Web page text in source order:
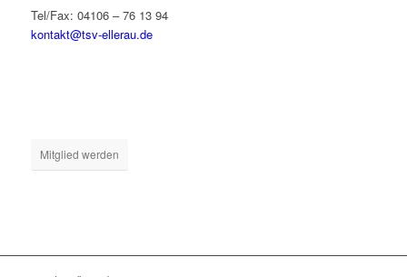
Tel/Fax: 04106 – 76 13 94
kontakt@tsv-ellerau.de
Mitglied werden